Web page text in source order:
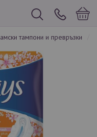
дамски тампони и превръзки